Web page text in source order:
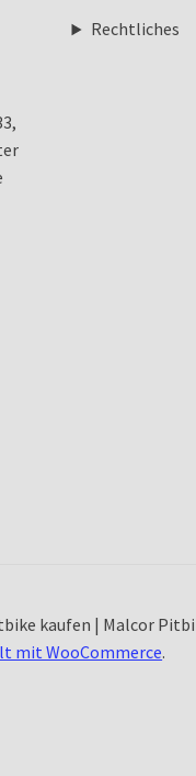
Rechtliches
kaufen | Malcor
mit WooCommerce.